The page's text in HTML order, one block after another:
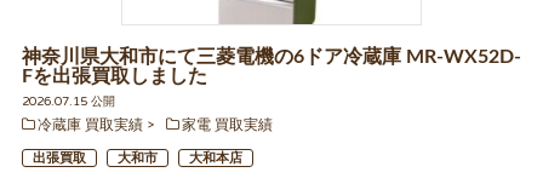
神奈川県大和市にて三菱電機の6ドア冷蔵庫 MR-WX52D-
Fを出張買取しました
2026.07.15 公開
冷蔵庫 買取実績
家電 買取実績
出張買取 大和市 大和本店